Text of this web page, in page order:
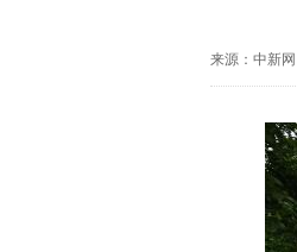
来源：中新网